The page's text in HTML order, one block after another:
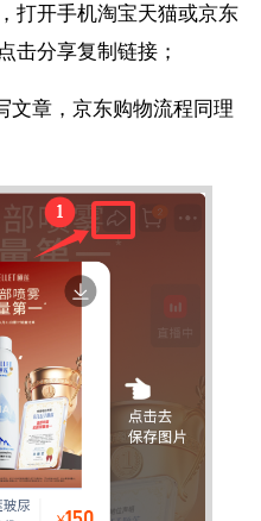
打开手机淘宝天猫或京东
击分享复制链接；
文章，京东购物流程同理